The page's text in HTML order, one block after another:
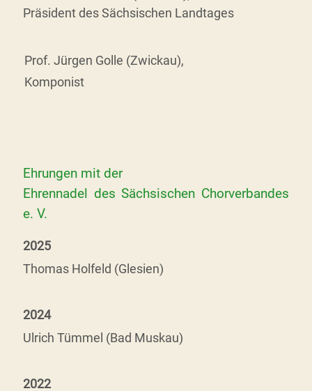
Präsident des Sächsischen Landtages
Prof. Jürgen Golle (Zwickau),
Komponist
Ehrungen mit der
Ehrennadel des Sächsischen Chorverbandes
e. V.
2025
Thomas Holfeld (Glesien)
2024
Ulrich Tümmel (Bad Muskau)
2022